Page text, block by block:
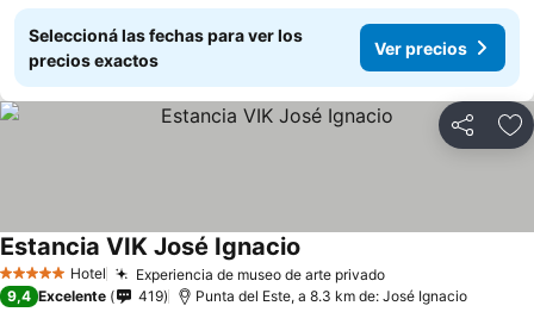
Seleccioná las fechas para ver los
precios exactos
Ver precios
Compartir
5 Estrellas Hotel Experiencia de museo de arte privado
Estancia VIK José Ignacio
9,4 Excelente 419 Punta del Este, a 8.3 km de: José Ignacio